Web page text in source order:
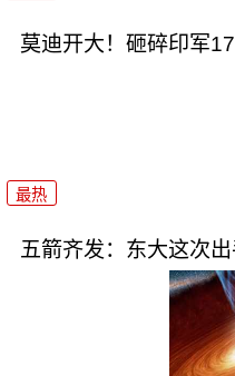
莫迪开大！砸碎印军
最热
五箭齐发：东大这次